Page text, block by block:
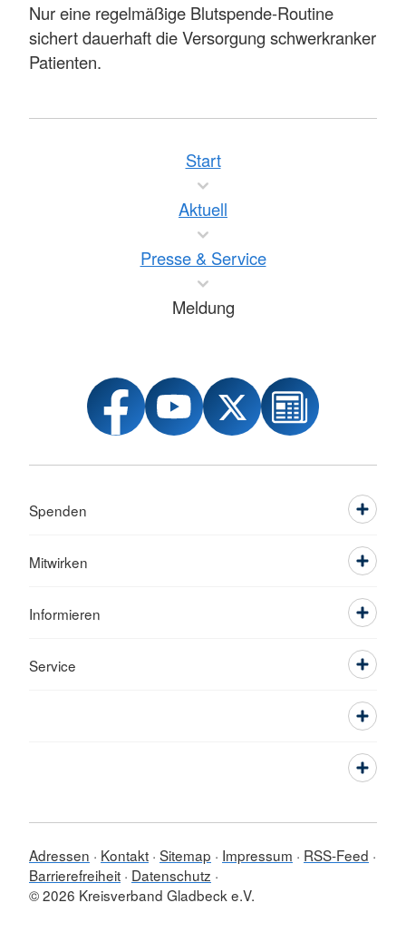
Nur eine regelmäßige Blutspende-Routine
sichert dauerhaft die Versorgung schwerkranker
Patienten.
Start
Aktuell
Presse & Service
Meldung
Spenden
Mitwirken
Informieren
Service
Adressen Kontakt Sitemap Impressum
RSS-Feed
Barrierefreiheit Datenschutz
© 2026 Kreisverband Gladbeck e.V.